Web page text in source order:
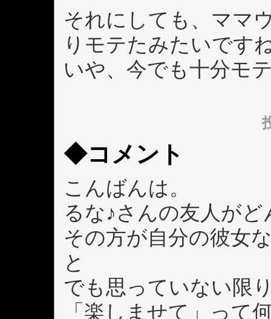
それにしても、ママ
りモテたみたいです
いや、今でも十分モ
◆コメント
こんばんは。
るな♪さんの友人が
その方が自分の彼女
と
でも思っていない限
「楽しませて」って